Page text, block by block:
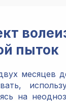
пыток
месяцев
на